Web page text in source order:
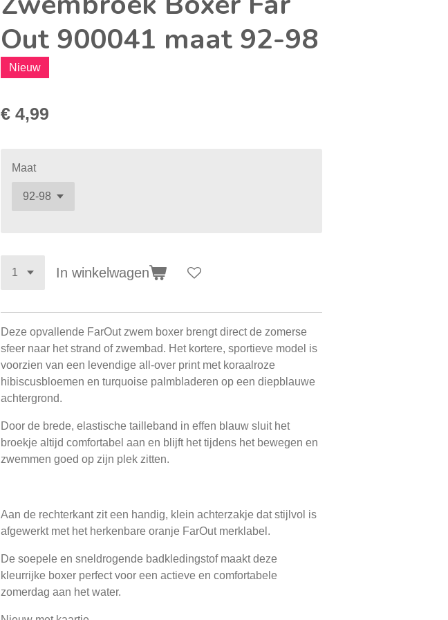
Out 900041 maat 92-98
Nieuw
€ 4,99
Maat
In winkelwagen
Deze opvallende FarOut zwem boxer brengt direct de zomerse
sfeer naar het strand of zwembad. Het kortere, sportieve model is
voorzien van een levendige all-over print met koraalroze
hibiscusbloemen en turquoise palmbladeren op een diepblauwe
achtergrond.
Door de brede, elastische tailleband in effen blauw sluit het
broekje altijd comfortabel aan en blijft het tijdens het bewegen en
zwemmen goed op zijn plek zitten.
Aan de rechterkant zit een handig, klein achterzakje dat stijlvol is
afgewerkt met het herkenbare oranje FarOut merklabel.
De soepele en sneldrogende badkledingstof maakt deze
kleurrijke boxer perfect voor een actieve en comfortabele
zomerdag aan het water.